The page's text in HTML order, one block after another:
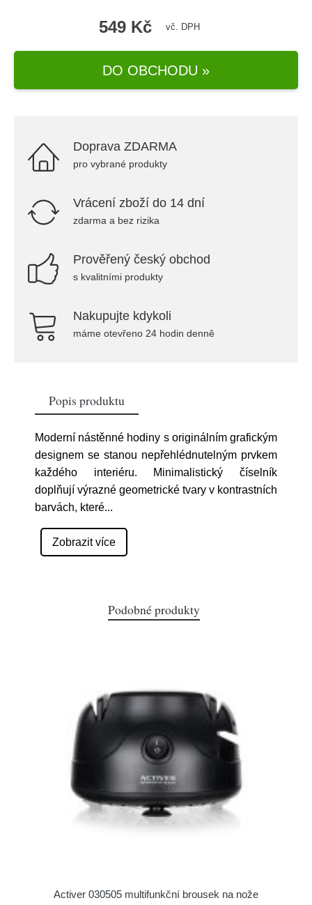
549 Kč vč. DPH
DO OBCHODU »
Doprava ZDARMA
pro vybrané produkty
Vrácení zboží do 14 dní
zdarma a bez rizika
Prověřený český obchod
s kvalitními produkty
Nakupujte kdykoli
máme otevřeno 24 hodin denně
Popis produktu
Moderní nástěnné hodiny s originálním grafickým
designem se stanou nepřehlédnutelným prvkem
každého interiéru. Minimalistický číselník
doplňují výrazné geometrické tvary v kontrastních
barvách, které...
Zobrazit více
Podobné produkty
Activer 030505 multifunkční brousek na nože